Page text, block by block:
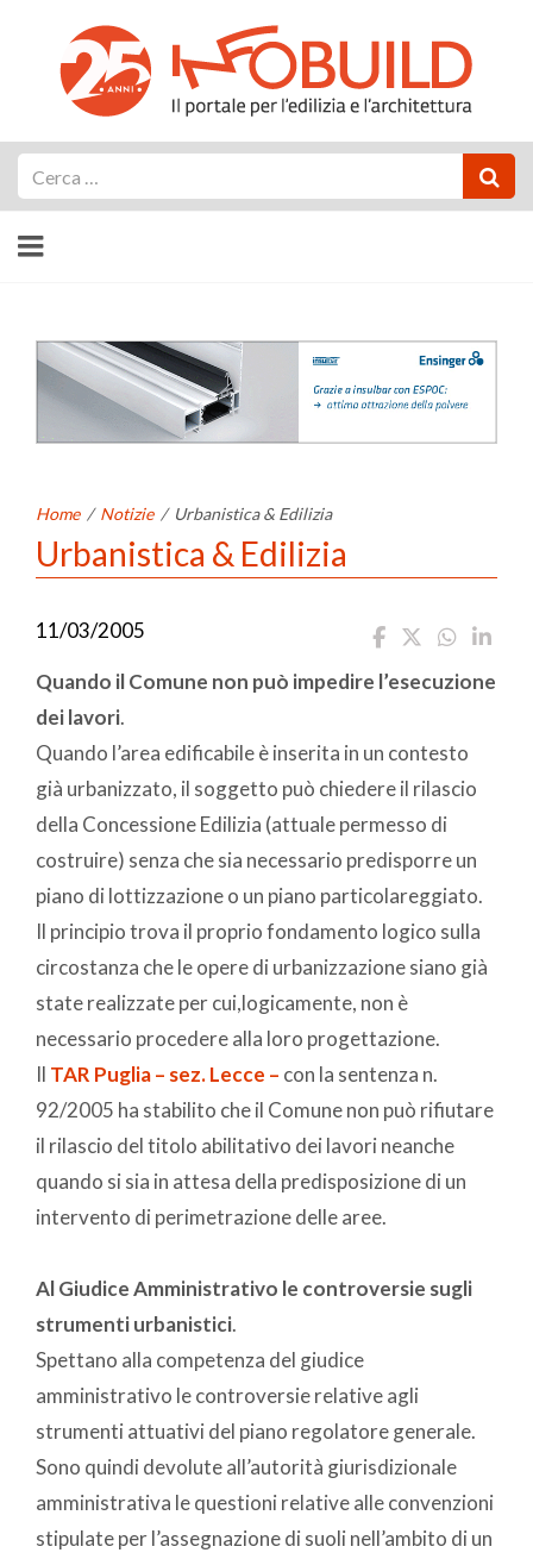
Home / Notizie / Urbanistica & Edilizia
Urbanistica & Edilizia
11/03/2005
Quando il Comune non può impedire l’esecuzione
dei lavori.
Quando l’area edificabile è inserita in un contesto
già urbanizzato, il soggetto può chiedere il rilascio
della Concessione Edilizia (attuale permesso di
costruire) senza che sia necessario predisporre un
piano di lottizzazione o un piano particolareggiato.
Il principio trova il proprio fondamento logico sulla
circostanza che le opere di urbanizzazione siano già
state realizzate per cui,logicamente, non è
necessario procedere alla loro progettazione.
Il TAR Puglia – sez. Lecce – con la sentenza n.
92/2005 ha stabilito che il Comune non può rifiutare
il rilascio del titolo abilitativo dei lavori neanche
quando si sia in attesa della predisposizione di un
intervento di perimetrazione delle aree.
Al Giudice Amministrativo le controversie sugli
strumenti urbanistici.
Spettano alla competenza del giudice
amministrativo le controversie relative agli
strumenti attuativi del piano regolatore generale.
Sono quindi devolute all’autorità giurisdizionale
amministrativa le questioni relative alle convenzioni
stipulate per l’assegnazione di suoli nell’ambito di un